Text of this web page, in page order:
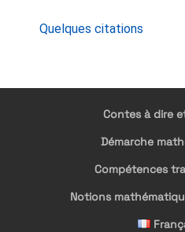
Quelques citations
Contes à dire
Démarche
Compétences
Notions